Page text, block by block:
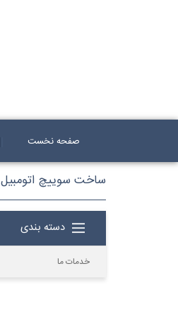
صفحه نخست
ساخت سوییچ اتومبیل
دسته بندی
خدمات ما